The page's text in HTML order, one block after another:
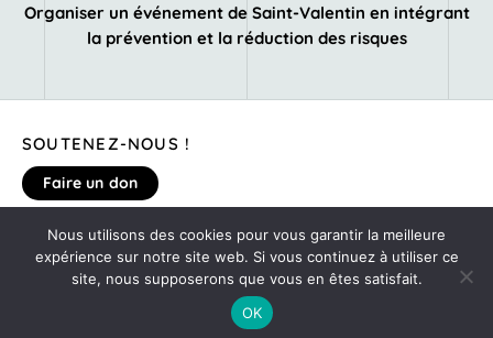
Organiser un événement de Saint-Valentin en intégrant
la prévention et la réduction des risques
SOUTENEZ-NOUS !
Faire un don
MENTIONS LÉGALES
DONNEZ VOTRE AVIS SUR LE SITE
Nous utilisons des cookies pour vous garantir la meilleure
expérience sur notre site web. Si vous continuez à utiliser ce
site, nous supposerons que vous en êtes satisfait.
OK